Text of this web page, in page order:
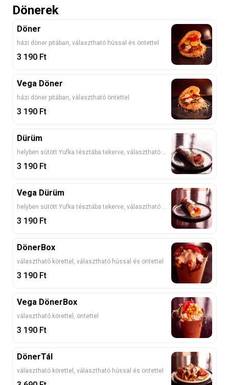
Dönerek
Döner
házi döner pitában, választható hússal és öntettel
3 190 Ft
Vega Döner
házi döner pitában, választható öntettel
3 190 Ft
Dürüm
helyben sütött Yufka tésztába tekerve, választható hússal és öntettel
3 190 Ft
Vega Dürüm
helyben sütött Yufka tésztába tekerve, választható öntettel
3 190 Ft
DönerBox
választható körettel, választható hússal és öntettel
3 190 Ft
Vega DönerBox
választható körettel, öntettel
3 190 Ft
DönerTál
választható körettel, választható hússal és öntettel